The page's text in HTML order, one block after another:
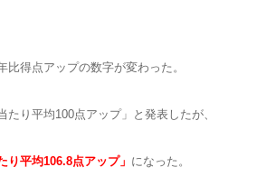
比得点アップの数字が変わった。
たり平均100点アップ」と発表したが、
り平均106.8点アップ」 になった。